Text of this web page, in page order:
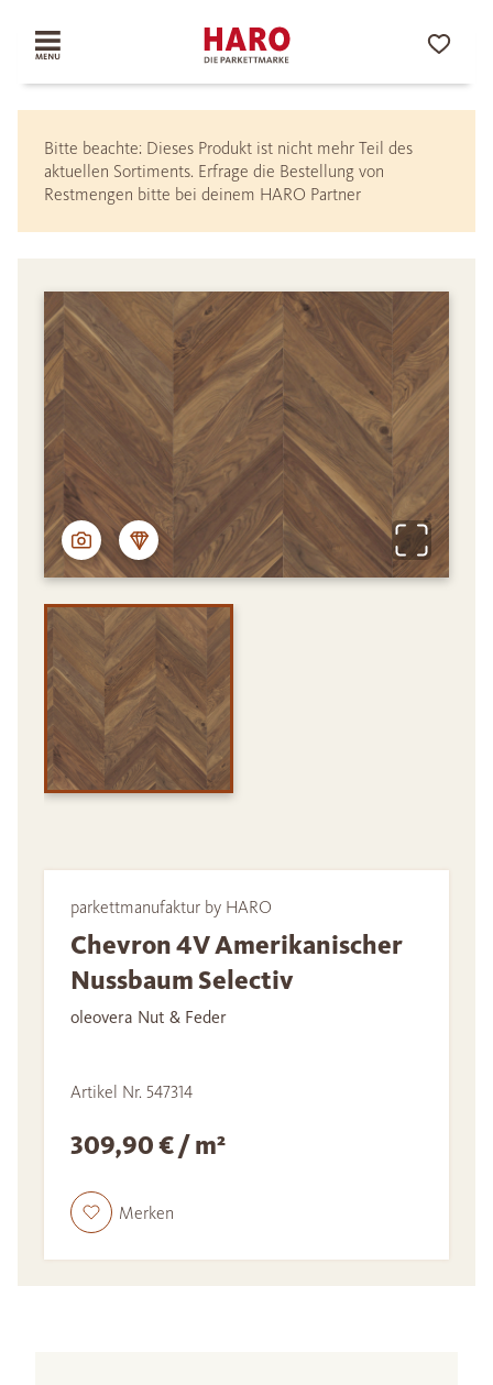
Bitte beachte: Dieses Produkt ist nicht mehr Teil des
aktuellen Sortiments. Erfrage die Bestellung von
Restmengen bitte bei deinem HARO Partner
parkettmanufaktur by HARO
Chevron 4V Amerikanischer
Nussbaum Selectiv
oleovera Nut & Feder
Artikel Nr. 547314
309,90 € / m²
Merken